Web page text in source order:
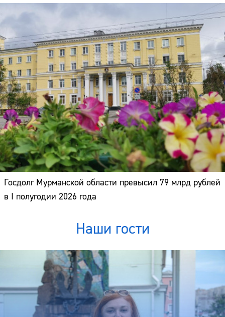
Госдолг Мурманской области превысил 79 млрд рублей
в I полугодии 2026 года
Наши гости